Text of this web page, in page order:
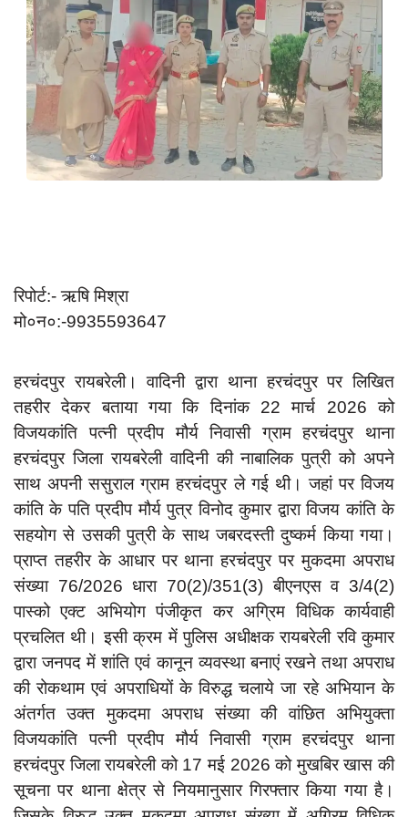
App verify
समस्या
Covid-19
अपराध
राजनीति
सामाजिक
खेल
प्रशासनिक
दुर्घटना
editors-pick
other
Login
Register
English
रिपोर्ट:- ऋषि मिश्रा
मो०न०:-9935593647
हरचंदपुर रायबरेली। वादिनी द्वारा थाना हरचंदपुर पर लिखित
तहरीर देकर बताया गया कि दिनांक 22 मार्च 2026 को
विजयकांति पत्नी प्रदीप मौर्य निवासी ग्राम हरचंदपुर थाना
हरचंदपुर जिला रायबरेली वादिनी की नाबालिक पुत्री को अपने
साथ अपनी ससुराल ग्राम हरचंदपुर ले गई थी। जहां पर विजय
कांति के पति प्रदीप मौर्य पुत्र विनोद कुमार द्वारा विजय कांति के
सहयोग से उसकी पुत्री के साथ जबरदस्ती दुष्कर्म किया गया।
प्राप्त तहरीर के आधार पर थाना हरचंदपुर पर मुकदमा अपराध
संख्या 76/2026 धारा 70(2)/351(3) बीएनएस व 3/4(2)
पास्को एक्ट अभियोग पंजीकृत कर अग्रिम विधिक कार्यवाही
प्रचलित थी। इसी क्रम में पुलिस अधीक्षक रायबरेली रवि कुमार
द्वारा जनपद में शांति एवं कानून व्यवस्था बनाएं रखने तथा अपराध
की रोकथाम एवं अपराधियों के विरुद्ध चलाये जा रहे अभियान के
अंतर्गत उक्त मुकदमा अपराध संख्या की वांछित अभियुक्ता
विजयकांति पत्नी प्रदीप मौर्य निवासी ग्राम हरचंदपुर थाना
हरचंदपुर जिला रायबरेली को 17 मई 2026 को मुखबिर खास की
सूचना पर थाना क्षेत्र से नियमानुसार गिरफ्तार किया गया है।